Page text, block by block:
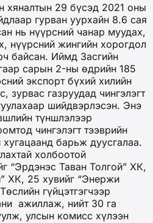
хяналтын 29 бүсэд 2021 оны
гурван уурхайн 8.6 сая
нь нүүрсний чанар муудах,
нүүрсний жингийн хорогдол
байсан. Иймд Засгийн
сарын 2-ны өдрийн 185
экспорт бүхий хилийн
зурвас газруудад чингэлэгт
шийдвэрлэсэн. Энэ
түншлэлээр
чингэлэгт тээврийн
барьж дуусгалаа.
холбоотой
“Эрдэнэс Таван Толгой” ХК,
ХК, 25 хувийг “Энержи
гүйцэтгэгчээр
ажиллаж, нийт 30 га
улсын комисс хүлээн